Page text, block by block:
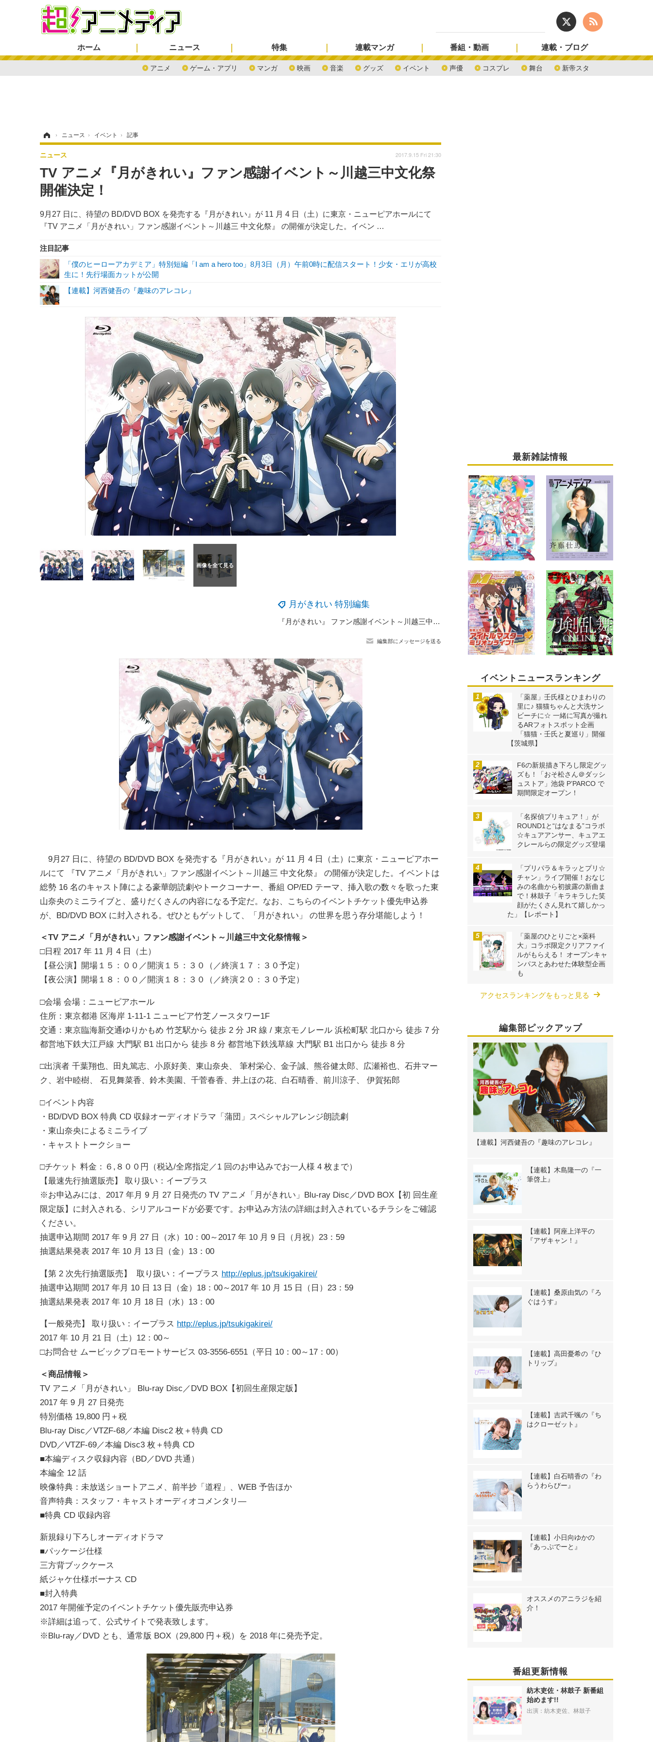
ホーム ニュース
アニメ ゲーム・アプリ マンガ 映画 音楽 グッズ イベント 声優 コスプレ 舞台 新帝スタ
特集 連載マンガ 番組・動画 連載・ブログ
› ニュース › イベント › 記事
TV アニメ『月がきれい』ファン感謝イベント～川越三中文化祭
開催決定！
9月27 日に、待望の BD/DVD BOX を発売する『月がきれい』が 11 月 4 日（土）に東京・ニューピアホールにて
『TV アニメ「月がきれい」ファン感謝イベント～川越三 中文化祭』 の開催が決定した。イベン …
ニュース 2017.9.15 Fri 21:30
注目記事
「僕のヒーローアカデミア」特別短編「I am a hero too」8月3日（月）午前0時に配信スタート！少女・エリが高校
生に！先行場面カットが公開
【連載】河西健吾の『趣味のアレコレ』
月がきれい 特別編集
『月がきれい』 ファン感謝イベント～川越三中文化祭にて、 オリジナルグッズ販売決定！ 「べにっぽ（小）」も再販！
編集部にメッセージを送る
9月27 日に、待望の BD/DVD BOX を発売する『月がきれい』が 11 月 4 日（土）に東京・ニューピアホー
ルにて 『TV アニメ「月がきれい」ファン感謝イベント～川越三 中文化祭』 の開催が決定した。イベントは
総勢 16 名のキャスト陣による豪華朗読劇やトークコーナー、番組 OP/ED テーマ、挿入歌の数々を歌った東
山奈央のミニライブと、盛りだくさんの内容になる予定だ。なお、こちらのイベントチケット優先申込券
が、BD/DVD BOX に封入される。ぜひともゲットして、「月がきれい」 の世界を思う存分堪能しよう！
＜TV アニメ「月がきれい」ファン感謝イベント～川越三中文化祭情報＞
□日程 2017 年 11 月 4 日（土）
【昼公演】開場１５：００／開演１５：３０（／終演１７：３０予定）
【夜公演】開場１８：００／開演１８：３０（／終演２０：３０予定）
□会場 会場：ニューピアホール
住所：東京都港 区海岸 1-11-1 ニューピア竹芝ノースタワー1F
交通：東京臨海新交通ゆりかもめ 竹芝駅から 徒歩 2 分 JR 線 / 東京モノレール 浜松町駅 北口から 徒歩 7 分
都営地下鉄大江戸線 大門駅 B1 出口から 徒歩 8 分 都営地下鉄浅草線 大門駅 B1 出口から 徒歩 8 分
□出演者 千葉翔也、田丸篤志、小原好美、東山奈央、 筆村栄心、金子誠、熊谷健太郎、広瀬裕也、石井マー
ク、岩中睦樹、 石見舞菜香、鈴木美園、千菅春香、井上ほの花、白石晴香、前川涼子、 伊賀拓郎
□イベント内容
・BD/DVD BOX 特典 CD 収録オーディオドラマ「蒲団」スペシャルアレンジ朗読劇
・東山奈央によるミニライブ
・キャストトークショー
□チケット 料金：６,８００円（税込/全席指定／1 回のお申込みでお一人様 4 枚まで）
【最速先行抽選販売】 取り扱い：イープラス
※お申込みには、2017 年月 9 月 27 日発売の TV アニメ「月がきれい」Blu-ray Disc／DVD BOX【初 回生産
限定版】に封入される、シリアルコードが必要です。お申込み方法の詳細は封入されているチラシをご確認
ください。
抽選申込期間 2017 年 9 月 27 日（水）10：00～2017 年 10 月 9 日（月祝）23：59
抽選結果発表 2017 年 10 月 13 日（金）13：00
【第 2 次先行抽選販売】 取り扱い：イープラス http://eplus.jp/tsukigakirei/
抽選申込期間 2017 年月 10 日 13 日（金）18：00～2017 年 10 月 15 日（日）23：59
抽選結果発表 2017 年 10 月 18 日（水）13：00
【一般発売】 取り扱い：イープラス http://eplus.jp/tsukigakirei/
2017 年 10 月 21 日（土）12：00～
□お問合せ ムービックプロモートサービス 03‐3556‐6551（平日 10：00～17：00）
＜商品情報＞
TV アニメ「月がきれい」 Blu-ray Disc／DVD BOX【初回生産限定版】
2017 年 9 月 27 日発売
特別価格 19,800 円＋税
Blu-ray Disc／VTZF-68／本編 Disc2 枚＋特典 CD
DVD／VTZF-69／本編 Disc3 枚＋特典 CD
■本編ディスク収録内容（BD／DVD 共通）
本編全 12 話
映像特典：未放送ショートアニメ、前半抄「道程」、WEB 予告ほか
音声特典：スタッフ・キャストオーディオコメンタリ―
■特典 CD 収録内容
新規録り下ろしオーディオドラマ
■パッケージ仕様
三方背ブックケース
紙ジャケ仕様ボーナス CD
■封入特典
2017 年開催予定のイベントチケット優先販売申込券
※詳細は追って、公式サイトで発表致します。
※Blu-ray／DVD とも、通常版 BOX（29,800 円＋税）を 2018 年に発売予定。
最新雑誌情報
イベントニュースランキング
「薬屋」壬氏様とひまわりの
里に♪ 猫猫ちゃんと大洗サン
ビーチに☆ 一緒に写真が撮れ
るARフォトスポット企画
「猫猫・壬氏と夏巡り」開催
【茨城県】
F6の新規描き下ろし限定グッ
ズも！「おそ松さん＠ダッシ
ュストア」池袋 P’PARCO で
期間限定オープン！
「名探偵プリキュア！」が
ROUND1と“はなまる”コラボ
☆キュアアンサー、キュアエ
クレールらの限定グッズ登場
「プリパラ＆キラッとプリ☆
チャン」ライブ開催！おなじ
みの名曲から初披露の新曲ま
で！林鼓子「キラキラした笑
顔がたくさん見れて嬉しかっ
た」【レポート】
「薬屋のひとりごと×薬科
大」コラボ限定クリアファイ
ルがもらえる！ オープンキャ
ンパスとあわせた体験型企画
も
アクセスランキングをもっと見る
編集部ピックアップ
【連載】河西健吾の『趣味のアレコレ』
【連載】木島隆一の『一
筆啓上』
【連載】阿座上洋平の
『アザキャン！』
【連載】桑原由気の『ろ
ぐはうす』
【連載】高田憂希の『ひ
トリップ』
【連載】吉武千颯の『ち
はクローゼット』
【連載】白石晴香の『わ
らうわらびー』
【連載】小日向ゆかの
『あっぷでーと』
オススメのアニラジを紹
介！
番組更新情報
紡木吏佐・林鼓子 新番組
始めます!!
出演：紡木吏佐、林鼓子